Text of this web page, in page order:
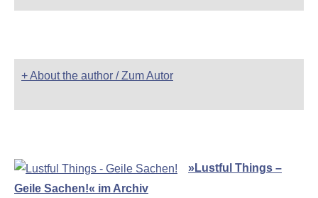
+ About the author / Zum Autor
»Lustful Things –
Geile Sachen!« im Archiv